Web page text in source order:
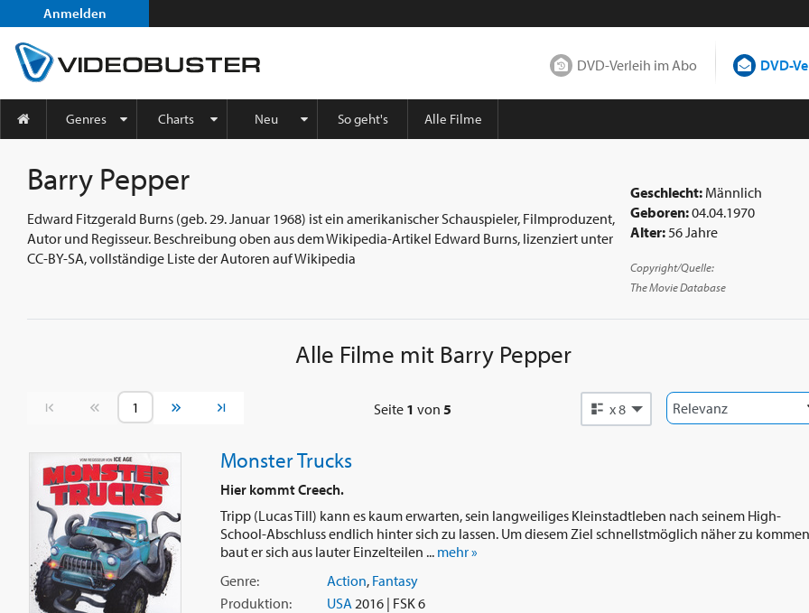
Anmelden
DVD-Verleih im Abo DVD-
Genres Charts Neu So geht's Alle Filme
Barry Pepper
Edward Fitzgerald Burns (geb. 29. Januar 1968) ist ein amerikanischer Schauspieler, Filmproduzent,
Autor und Regisseur. Beschreibung oben aus dem Wikipedia-Artikel Edward Burns, lizenziert unter
CC-BY-SA, vollständige Liste der Autoren auf Wikipedia
Geschlecht: Männlich
Geboren:04.04.1970
Alter:56 Jahre
Copyright/Quelle:
The Movie Database
Alle Filme mit Barry Pepper
Vorherige Seite Nächste Seite Seite 1 von 5 x 8
Monster Trucks
Hier kommt Creech.
Tripp (Lucas Till) kann es kaum erwarten, sein langweiliges Kleinstadtleben nach seinem High-
School-Abschluss endlich hinter sich zu lassen. Um diesem Ziel schnellstmöglich näher zu
baut er sich aus lauter Einzelteilen ... mehr »
Genre:
Action, Fantasy
Produktion:
USA2016 | FSK 6